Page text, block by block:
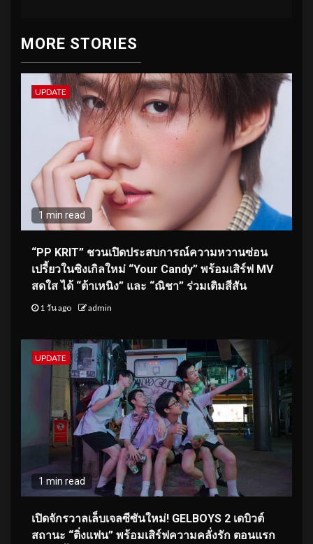
MORE STORIES
UPDATE
1 min read
“PP KRIT” ชวนเปิดประสบการณ์ความหวานซ่อน
เปรี้ยวในซิงเกิลใหม่ “Your Candy” พร้อมเสิร์ฟ MV
สดใส ได้ “ต้าเหนิง” และ “ณิชา” ร่วมเติมสีสัน
1 วัน ago admin
UPDATE
1 min read
เปิดจักรวาลเล็บเจลซีซันใหม่! GELBOYS 2 เดบิวต์
สถานะ “ติ่งแฟน” พร้อมเสิร์ฟความคลั่งรัก ตอนแรก